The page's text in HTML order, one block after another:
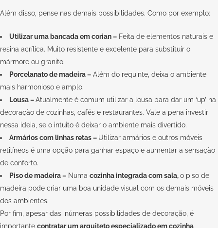
Além disso, pense nas demais possibilidades. Como por exemplo:
Utilizar uma bancada em corian – Feita de elementos naturais e
resina acrílica. Muito resistente e excelente para substituir o
mármore ou granito.
Porcelanato de madeira – Além do requinte, deixa o ambiente
mais harmonioso e amplo.
Lousa –Atualmente é comum utilizar a lousa para dar um ‘up’ na
decoração de cozinhas, cafés e restaurantes. Vale a pena investir
nessa ideia, se o intuito é deixar o ambiente mais divertido.
Armários com linhas retas – Utilizar armários e outros móveis
retilíneos é uma opção para ganhar espaço e aumentar a sensação
de conforto.
Piso de madeira – Numa cozinha integrada com sala,o piso de
madeira pode criar uma boa unidade visual com os demais móveis
dos ambientes.
Por fim, apesar das inúmeras possibilidades de decoração, é
importante contratar um arquiteto especializado em cozinha